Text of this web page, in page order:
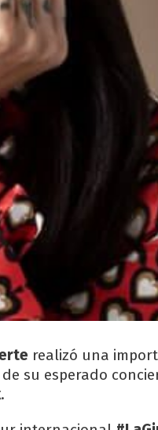
realizó una
su esperado
.